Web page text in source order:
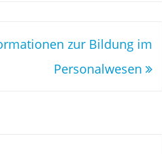
zur Bildung im
Personalwesen